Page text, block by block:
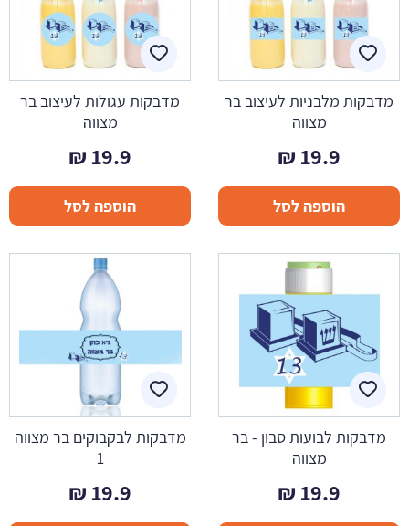
מדבקות מלבניות לעיצוב בר
מצווה
19.9
₪
הוספה לסל
מדבקות עגולות לעיצוב בר
מצווה
19.9
₪
הוספה לסל
מדבקות לבועות סבון - בר
מצווה
19.9
₪
מדבקות לבקבוקים בר מצווה
1
19.9
₪